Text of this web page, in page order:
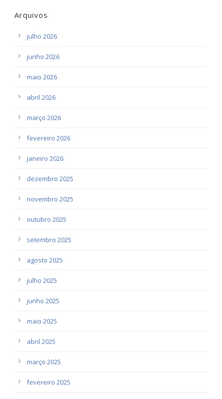
Arquivos
julho 2026
junho 2026
maio 2026
abril 2026
março 2026
fevereiro 2026
janeiro 2026
dezembro 2025
novembro 2025
outubro 2025
setembro 2025
agosto 2025
julho 2025
junho 2025
maio 2025
abril 2025
março 2025
fevereiro 2025